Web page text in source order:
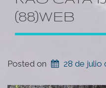
(88)WEB
Posted on 28 de julio